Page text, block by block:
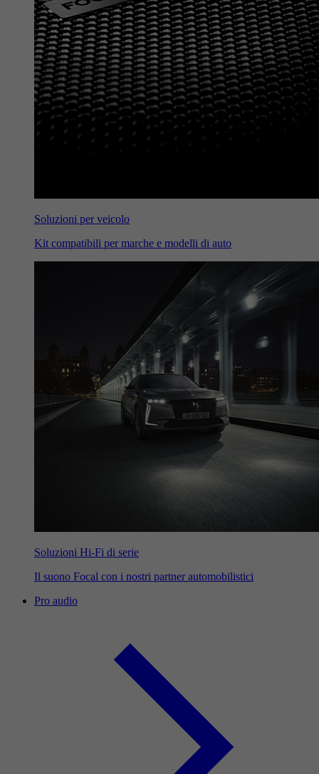
Soluzioni per veicolo
Kit compatibili per marche e modelli di auto
Soluzioni Hi-Fi di serie
Il suono Focal con i nostri partner automobilistici
Pro audio